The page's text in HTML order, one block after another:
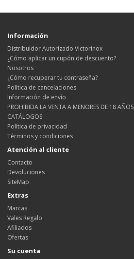
Información
Distribuidor Autorizado Victorinox
¿Cómo aplicar un cupón de descuento?
Nosotros
¿Cómo recuperar tu contraseña?
Política de cancelaciones
Información de envío
PROHIBIDA LA VENTA A MENORES DE 18 AÑOS
CATÁLOGOS
Política de privacidad
Términos y condiciones
Atención al cliente
Contacto
Devoluciones
SiteMap
Extras
Marcas
Vales Regalo
Afiliados
Ofertas
Su cuenta